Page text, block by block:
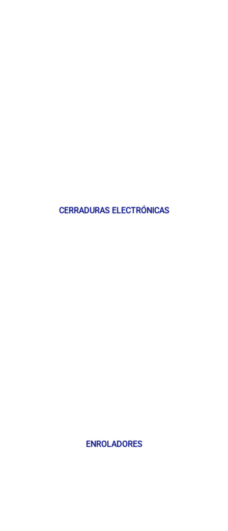
CERRADURAS ELECTRÓNICAS
ENROLADORES